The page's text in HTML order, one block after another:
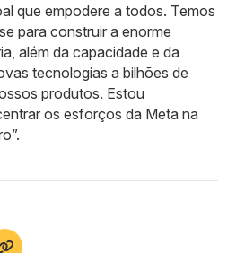
que empodere a todos. Temos
para construir a enorme
além da capacidade e da
tecnologias a bilhões de
produtos. Estou
os esforços da Meta na